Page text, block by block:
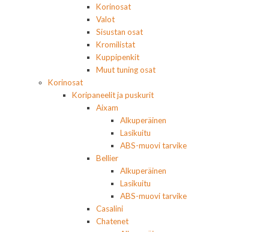
Korinosat
Valot
Sisustan osat
Kromilistat
Kuppipenkit
Muut tuning osat
Korinosat
Koripaneelit ja puskurit
Aixam
Alkuperäinen
Lasikuitu
ABS-muovi tarvike
Bellier
Alkuperäinen
Lasikuitu
ABS-muovi tarvike
Casalini
Chatenet